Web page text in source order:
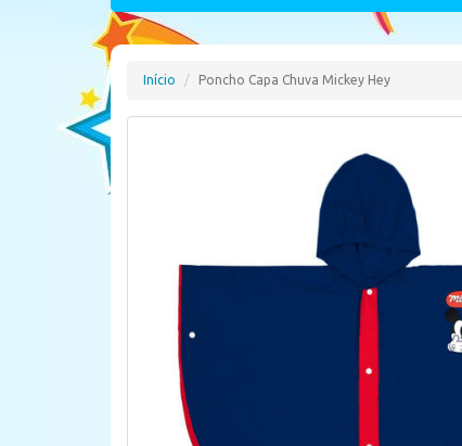
Início Poncho Capa Chuva Mickey Hey